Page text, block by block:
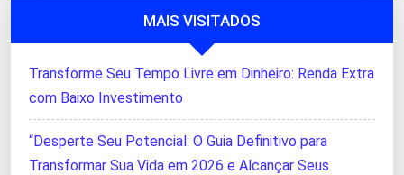
MAIS VISITADOS
Transforme Seu Tempo Livre em Dinheiro: Renda Extra
com Baixo Investimento
“Desperte Seu Potencial: O Guia Definitivo para
Transformar Sua Vida em 2026 e Alcançar Seus